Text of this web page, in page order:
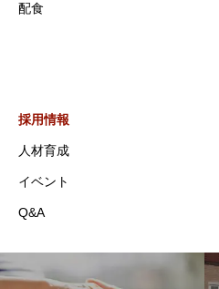
配食
採用情報
人材育成
イベント
Q&A